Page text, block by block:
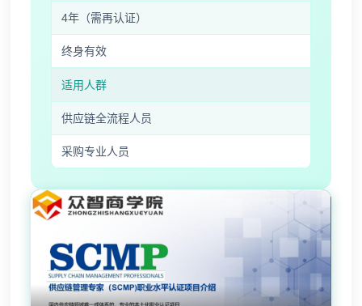
4年（需再认证）
终身有效
适用人群
供应链全流程人员
采购专业人员
陈** 137****1235
李* 133****6352
孔** 137****6453 2026-08-07